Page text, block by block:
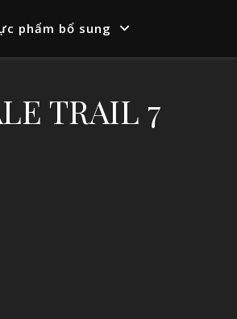
phẩm bổ sung
TRAIL 7